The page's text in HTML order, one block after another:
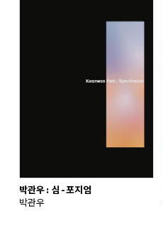
박관우: 심-포지엄
박관우